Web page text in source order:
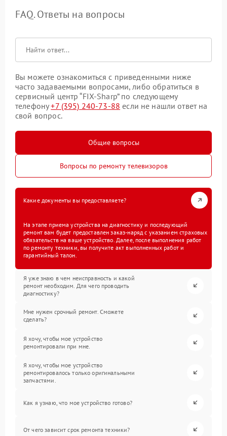
FAQ. Ответы на вопросы
Вы можете ознакомиться с приведенными ниже
часто задаваемыми вопросами, либо обратиться в
сервисный центр “FIX-Sharp” по следующему
телефону+7 (395) 240-73-88 если не нашли ответ на
свой вопрос.
Общие вопросы
Вопросы по ремонту телевизоров
Какие документы вы предоставляете?
На этапе приема устройства на диагностику и последующий
ремонт вам будет предоставлен заказ-наряд с указанием страховых
обязательств на ваше устройство. Далее, после выполнения работ
по ремонту техники, вы получите акт выполненных работ и
гарантийный талон.
Я уже знаю в чем неисправность и какой
ремонт необходим. Для чего проводить
диагностику?
Мне нужен срочный ремонт. Сможете
сделать?
Я хочу, чтобы мое устройство
ремонтировали при мне.
Я хочу, чтобы мое устройство
ремонтировалось только оригинальными
запчастями.
Как я узнаю, что мое устройство готово?
От чего зависит срок ремонта техники?